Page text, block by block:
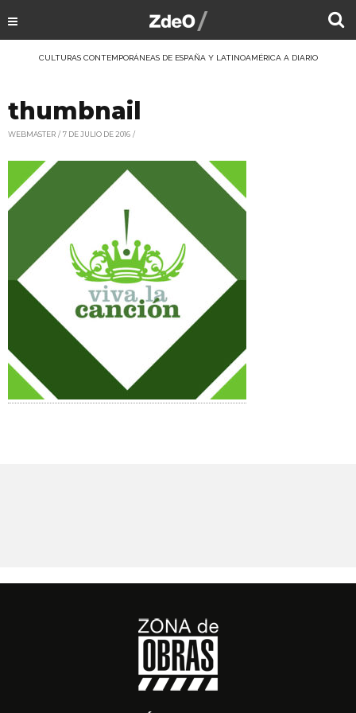
CULTURAS CONTEMPORÁNEAS DE ESPAÑA Y LATINOAMÉRICA A DIARIO
thumbnail
WEBMASTER 7 DE JULIO DE 2016